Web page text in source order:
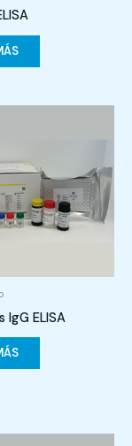
IgG ELISA